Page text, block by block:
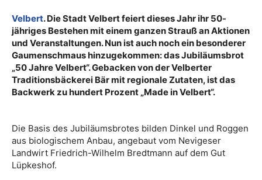
Velbert. Die Stadt Velbert feiert dieses Jahr ihr 50-
jähriges Bestehen mit einem ganzen Strauß an Aktionen
und Veranstaltungen. Nun ist auch noch ein besonderer
Gaumenschmaus hinzugekommen: das Jubiläumsbrot
„50 Jahre Velbert“. Gebacken von der Velberter
Traditionsbäckerei Bär mit regionale Zutaten, ist das
Backwerk zu hundert Prozent „Made in Velbert“.
Die Basis des Jubiläumsbrotes bilden Dinkel und Roggen
aus biologischem Anbau, angebaut vom Nevigeser
Landwirt Friedrich-Wilhelm Bredtmann auf dem Gut
Lüpkeshof.